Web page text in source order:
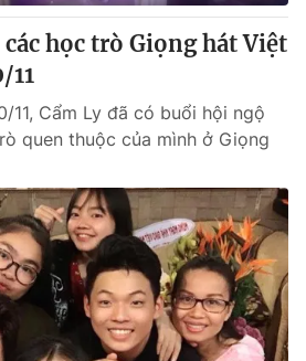
học trò Giọng hát Việt
11
11, Cẩm Ly đã có buổi hội ngộ
quen thuộc của mình ở Giọng